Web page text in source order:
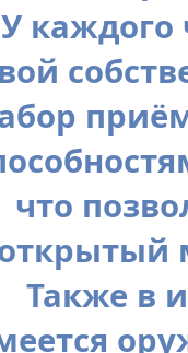
У каждого
что
Также в